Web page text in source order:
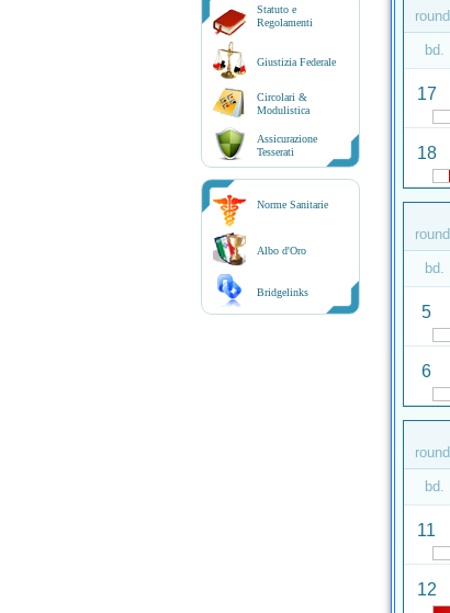
Statuto e
Regolamenti
Giustizia Federale
Circolari &
Modulistica
Assicurazione
Tesserati
Norme Sanitarie
Albo d'Oro
Bridgelinks
round
bd.
17
18
round
bd.
5
6
round
bd.
11
12